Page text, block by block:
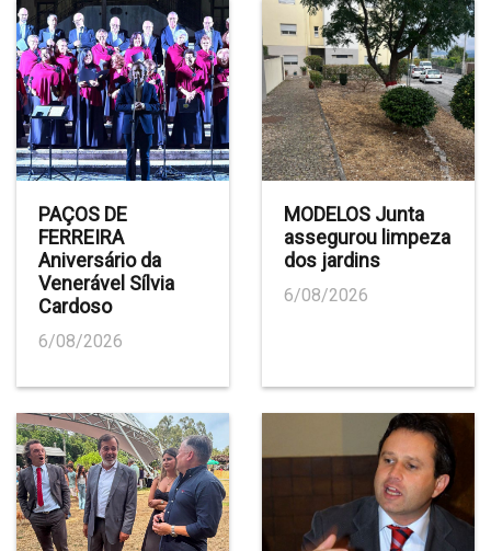
PAÇOS DE
FERREIRA
Aniversário da
Venerável Sílvia
Cardoso
6/08/2026
MODELOS Junta
assegurou limpeza
dos jardins
6/08/2026